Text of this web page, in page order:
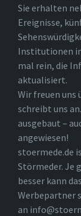
Sie erhalten
Ereignisse,
Institutionen in
mal rein, die
aktualisiert.
Wir freuen
schreibt uns
ausgebaut –
angewiesen!
stoermede.de
Störmeder. Je
besser kann
Werbepartner
an